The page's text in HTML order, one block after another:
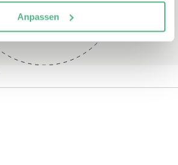
Anpassen
und nach individueller
Terminvereinbarung